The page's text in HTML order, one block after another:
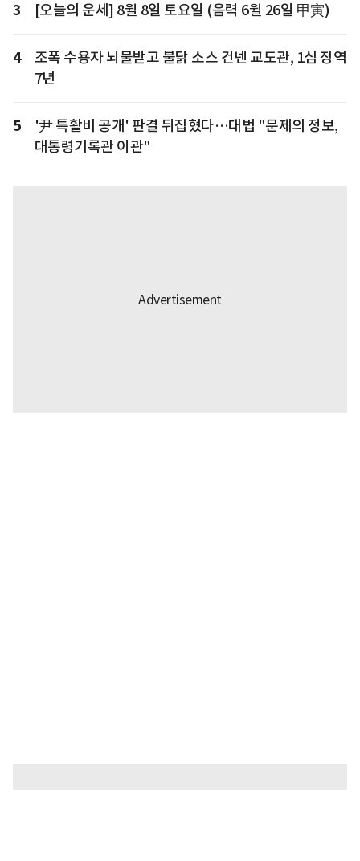
3 [오늘의 운세] 8월 8일 토요일 (음력 6월 26일 甲寅)
4
조폭 수용자 뇌물받고 불닭 소스 건넨 교도관, 1심 징역
7년
5
'尹 특활비 공개' 판결 뒤집혔다…대법 "문제의 정보,
대통령기록관 이관"